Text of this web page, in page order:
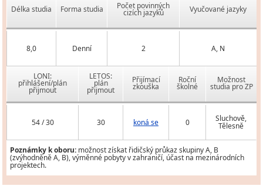
Délka studia Forma studia Počet povinných
cizích jazyků Vyučované jazyky
8,0 Denní 2 A, N
LONI:
přihlášení/plán
přijmout
LETOS:
plán
přijmout
Přijímací
zkouška
Roční
školné
Možnost
studia pro ZP
54 / 30 30 koná se 0 Sluchově,
Tělesně
Poznámky k oboru: možnost získat řidičský průkaz skupiny A, B
(zvýhodněně A, B), výměnné pobyty v zahraničí, účast na mezinárodních
projektech.